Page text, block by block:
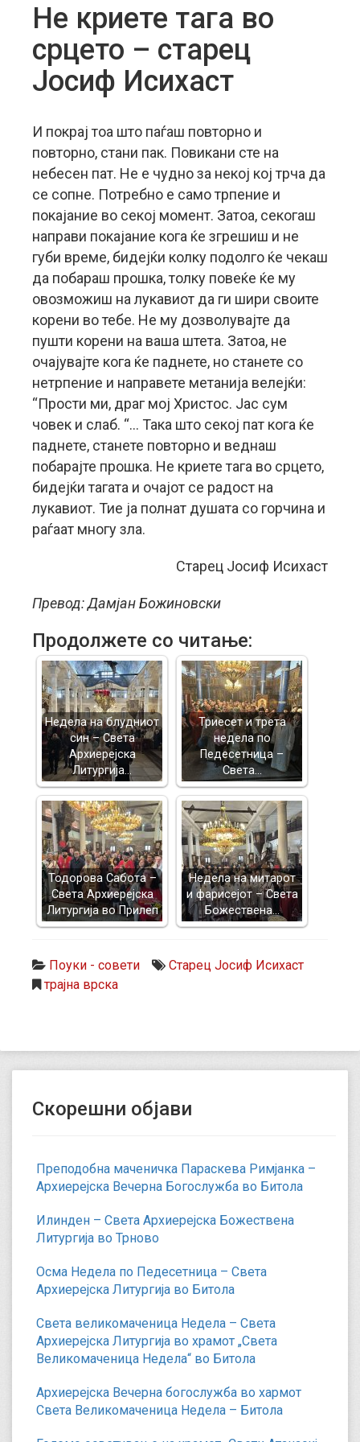
Не криете тага во
срцето – старец
Јосиф Исихаст
И покрај тоа што паѓаш повторно и
повторно, стани пак. Повикани сте на
небесен пат. Не е чудно за некој кој трча да
се сопнe. Потребно е само трпение и
покајание во секој момент. Затоа, секогаш
направи покајание кога ќе згрешиш и не
губи време, бидејќи колку подолго ќе чекаш
да побараш прошка, толку повеќе ќе му
овозможиш на лукавиот да ги шири своите
корени во тебе. Не му дозволувајте да
пушти корени на ваша штета. Затоа, не
очајувајте кога ќе паднeте, но станете со
нетрпение и направете метанија велејќи:
“Прости ми, драг мој Христос. Јас сум
човек и слаб. “… Така што секој пат кога ќе
паднете, станете повторно и веднаш
побарајте прошка. Не криете тага во срцето,
бидејќи тагата и очајот се радост на
лукавиот. Тие ја полнат душата со горчина и
раѓаат многу зла.
Старец Јосиф Исихаст
Превод: Дамјан Божиновски
Продолжете со читање:
Недела на блудниот
син – Света
Архиерејска
Литургија…
Триесет и трета
недела по
Педесетница –
Света…
Тодорова Сабота –
Света Архиерејска
Литургија во Прилеп
Недела на митарот
и фарисејот – Светa
Божествена…
Поуки - совети
Старец Јосиф Исихаст
трајна врска
Скорешни објави
Преподобна маченичка Параскева Римјанка –
Архиерејска Вечерна Богослужба во Битола
Илинден – Света Архиерејска Божествена
Литургија во Трново
Осма Недела по Педесетница – Света
Архиерејска Литургија во Битола
Света великомаченица Недела – Света
Архиерејска Литургија во храмот „Света
Великомаченица Недела“ во Битола
Архиерејска Вечерна богослужба во хармот
Света Великомаченица Недела – Битола